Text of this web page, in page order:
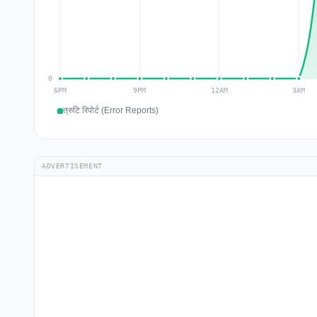
त्रुटि रिपोर्ट (Error Reports)
ADVERTISEMENT